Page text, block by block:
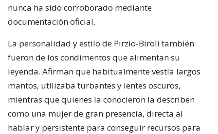
nunca ha sido corroborado mediante
documentación oficial.
La personalidad y estilo de Pirzio-Biroli también
fueron de los condimentos que alimentan su
leyenda. Afirman que habitualmente vestía largos
mantos, utilizaba turbantes y lentes oscuros,
mientras que quienes la conocieron la describen
como una mujer de gran presencia, directa al
hablar y persistente para conseguir recursos para